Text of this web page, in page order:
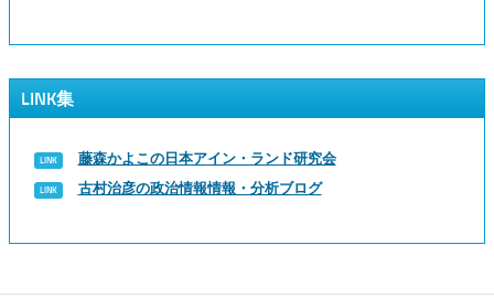
LINK集
藤森かよこの日本アイン・ランド研究会
古村治彦の政治情報情報・分析ブログ